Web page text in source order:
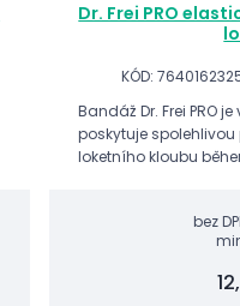
Dr. Frei PRO
KÓD:
Bandáž Dr. Frei PRO
poskytuje
loketního kloubu
bez